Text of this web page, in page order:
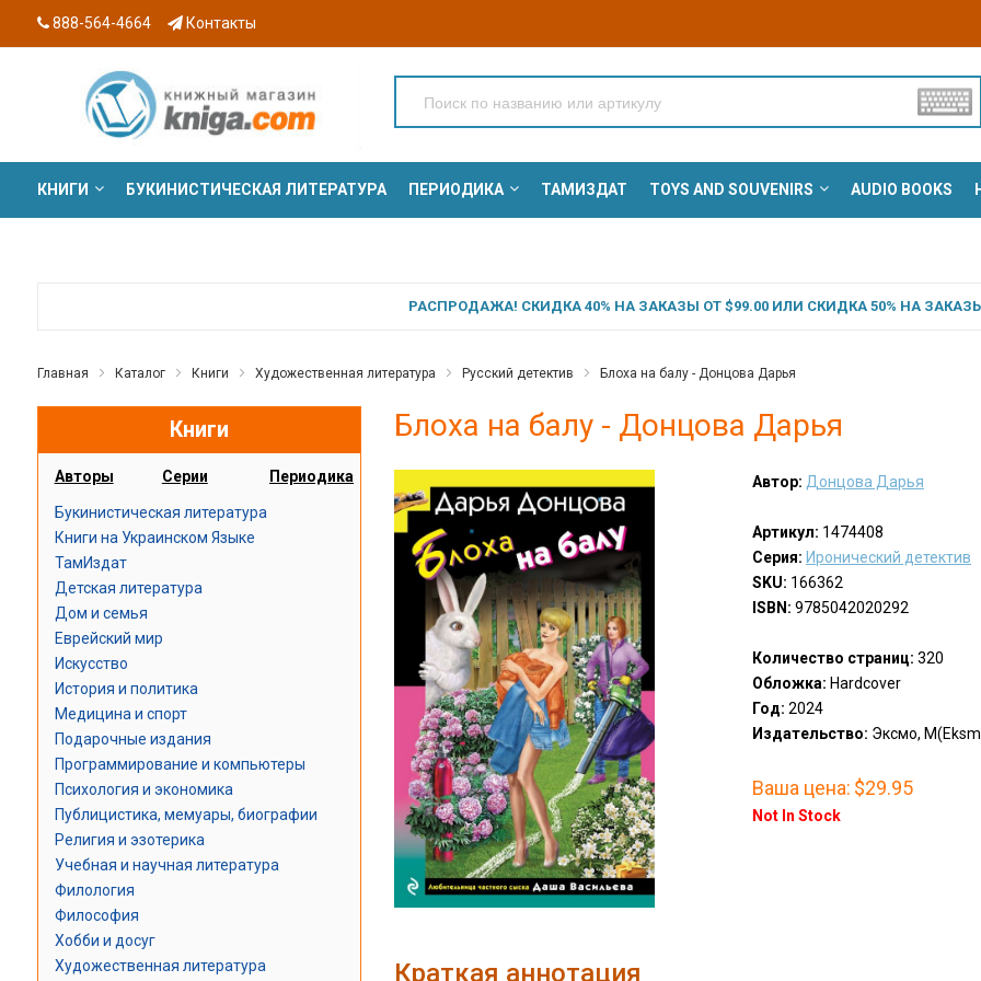
888-564-4664 Контакты
КНИГИ БУКИНИСТИЧЕСКАЯ ЛИТЕРАТУРА ПЕРИОДИКА ТАМИЗДАТ TOYS AND SOUVENIRS AUDIO BOOKS
РАСПРОДАЖА! СКИДКА 40% НА ЗАКАЗЫ ОТ $99.00 ИЛИ СКИДКА 50% НА ЗАКАЗЫ
Главная Каталог Книги Художественная литература Русский детектив Блоха на балу - Донцова Дарья
Книги
Авторы Серии Периодика
Букинистическая литература
Книги на Украинском Языке
ТамИздат
Детская литература
Дом и семья
Еврейский мир
Искусство
История и политика
Медицина и спорт
Подарочные издания
Программирование и компьютеры
Психология и экономика
Публицистика, мемуары, биографии
Религия и эзотерика
Учебная и научная литература
Филология
Философия
Хобби и досуг
Художественная литература
Блоха на балу - Донцова Дарья
Автор: Донцова Дарья
Артикул: 1474408
Серия: Иронический детектив
SKU: 166362
ISBN: 9785042020292
Количество страниц: 320
Обложка: Hardcover
Год: 2024
Издательство: Эксмо,
Ваша цена: $29.95
Not In Stock
Краткая аннотация